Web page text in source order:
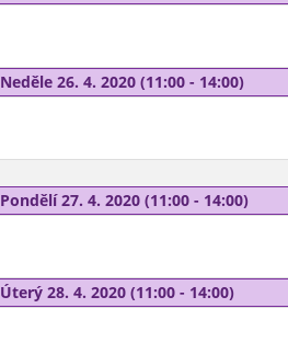
Neděle 26. 4. 2020 (11:00 - 14:00)
Pondělí 27. 4. 2020 (11:00 - 14:00)
Úterý 28. 4. 2020 (11:00 - 14:00)